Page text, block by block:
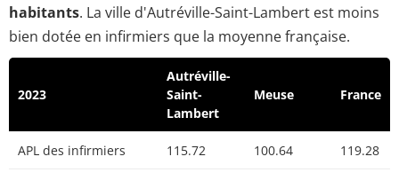
habitants. La ville d'Autréville-Saint-Lambert est moins
bien dotée en infirmiers que la moyenne française.
2023
Autréville-
Saint-
Lambert
Meuse France
APL des infirmiers 115.72 100.64 119.28